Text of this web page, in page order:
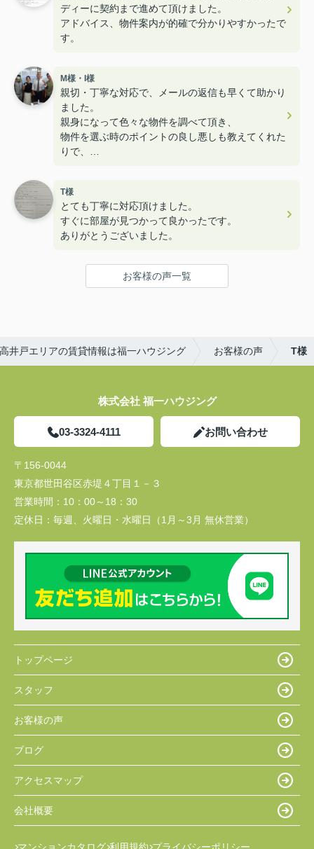
ディーに契約まで進めて頂けました。
アドバイス、物件案内が的確で分かりやすかったで
す。
M様・I様
親切・丁寧な対応で、メールの返信も早くて助かり
ました。
親身になって色々な物件を調べて頂き、
物件を選ぶ時のポイントの良し悪しも教えてくれた
りで、
ユニークなスタッフさんも多くて楽しかったです！
T様
とても丁寧に対応頂けました。
すぐに部屋が見つかって良かったです。
ありがとうございました。
お客様の声一覧
井戸エリアの賃貸情報は福一ハウジング お客様の声 T様
株式会社 福一ハウジング
03-3324-4111 お問い合わせ
〒156-0044
東京都世田谷区赤堤４丁目１－３
営業時間： 10：00～18：30
定休日： 毎週、火曜日・水曜日（1月～3月 無休営業）
トップページ
スタッフ
お客様の声
ブログ
アクセスマップ
会社概要